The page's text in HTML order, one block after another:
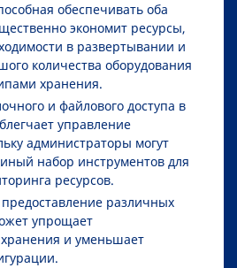
обеспечивать оба
экономит ресурсы,
в развертывании и
количества оборудования
хранения.
и файлового доступа в
управление
администраторы могут
набор инструментов для
ресурсов.
различных
упрощает
хранения и уменьшает